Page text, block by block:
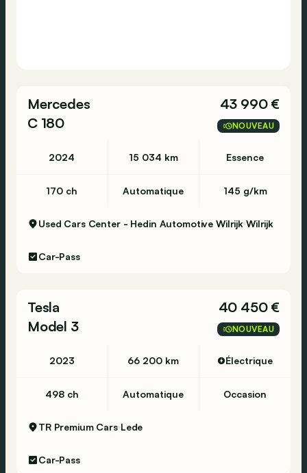
Mercedes
C 180
43 990 €
NOUVEAU
2024 15 034 km Essence
170 ch Automatique 145 g/km
Used Cars Center - Hedin Automotive Wilrijk Wilrijk
Car-Pass
Tesla
Model 3
40 450 €
NOUVEAU
2023 66 200 km Électrique
498 ch Automatique Occasion
TR Premium Cars Lede
Car-Pass